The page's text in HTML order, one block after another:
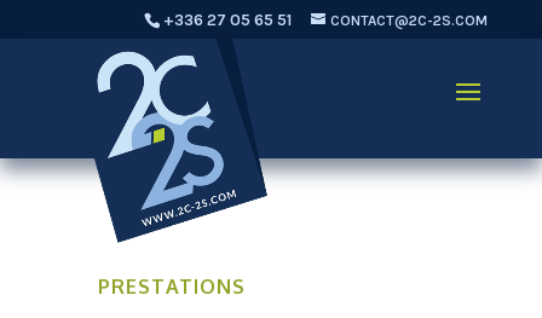
+336 27 05 65 51 CONTACT@2C-2S.COM
PRESTATIONS